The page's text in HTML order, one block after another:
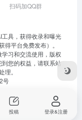
扫码加QQ群
具，获得收录和曝光
平台免费发布）。
习和交流使用，版权
您的权益，请联系站
。
号
投稿 登录&注册